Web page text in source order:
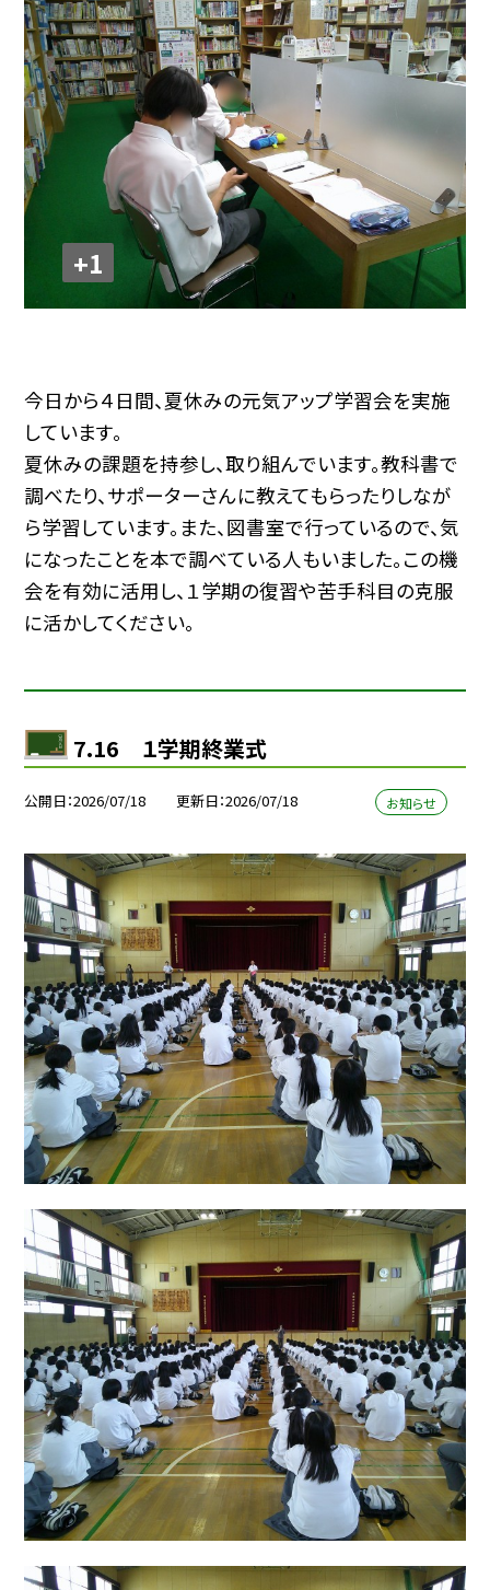
+1
今日から４日間、夏休みの元気アップ学習会を実施
しています。
夏休みの課題を持参し、取り組んでいます。教科書で
調べたり、サポーターさんに教えてもらったりしなが
ら学習しています。また、図書室で行っているので、気
になったことを本で調べている人もいました。この機
会を有効に活用し、１学期の復習や苦手科目の克服
に活かしてください。
7.16 １学期終業式
公開日 2026/07/18 更新日 2026/07/18 お知らせ